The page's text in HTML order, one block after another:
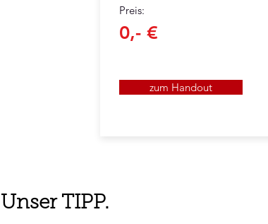
Preis:
0,- €
zum Handout
Unser TIPP.